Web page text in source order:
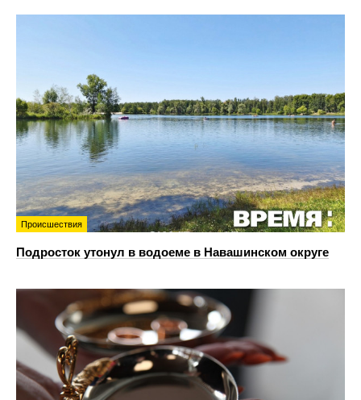
Происшествия
Подросток утонул в водоеме в Навашинском округе